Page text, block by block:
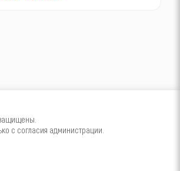
с согласия администрации.